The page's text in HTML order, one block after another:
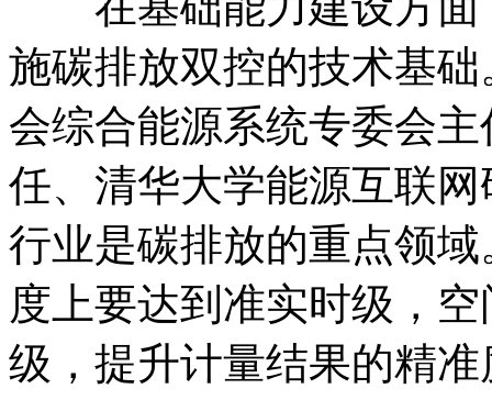
施碳排放双控的技术基
会综合能源系统专委会
任、清华大学能源互联
行业是碳排放的重点领
度上要达到准实时级，
级，提升计量结果的精准